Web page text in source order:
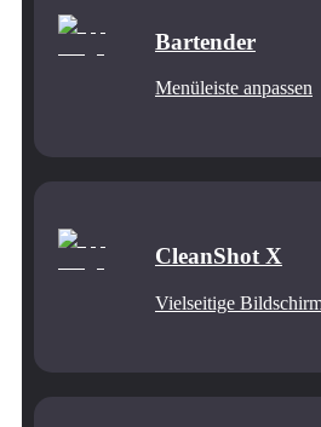
Bartender
Menüleiste anpassen
CleanShot X
Vielseitige